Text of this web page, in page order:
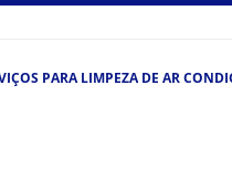
PARA LIMPEZA DE AR